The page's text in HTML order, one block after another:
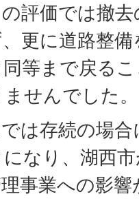
の評価では撤
更に道路整
等まで戻る
せんでした。
では存続の場
なり、湖西
事業への影